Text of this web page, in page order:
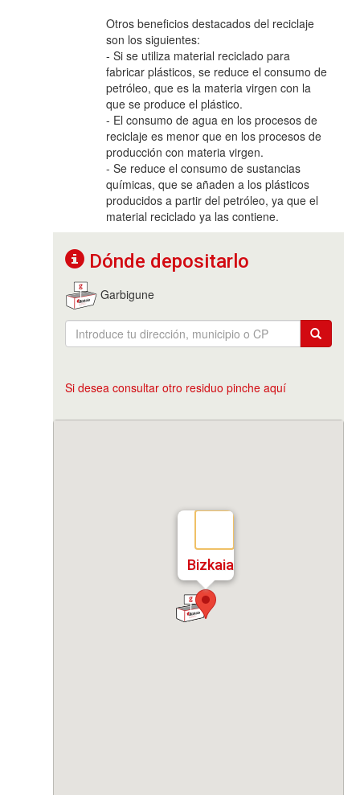
Otros beneficios destacados del reciclaje
son los siguientes:
- Si se utiliza material reciclado para
fabricar plásticos, se reduce el consumo de
petróleo, que es la materia virgen con la
que se produce el plástico.
- El consumo de agua en los procesos de
reciclaje es menor que en los procesos de
producción con materia virgen.
- Se reduce el consumo de sustancias
químicas, que se añaden a los plásticos
producidos a partir del petróleo, ya que el
material reciclado ya las contiene.
Dónde depositarlo
Garbigune
Si desea consultar otro residuo pinche aquí
Bizkaia